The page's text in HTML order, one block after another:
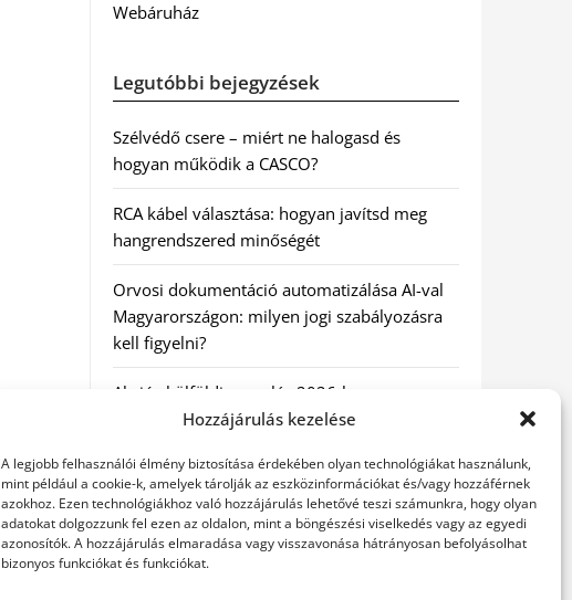
Hozzájárulás kezelése
A legjobb felhasználói élmény biztosítása érdekében olyan technológiákat használunk,
mint például a cookie-k, amelyek tárolják az eszközinformációkat és/vagy hozzáférnek
azokhoz. Ezen technológiákhoz való hozzájárulás lehetővé teszi számunkra, hogy olyan
adatokat dolgozzunk fel ezen az oldalon, mint a böngészési viselkedés vagy az egyedi
azonosítók. A hozzájárulás elmaradása vagy visszavonása hátrányosan befolyásolhat
bizonyos funkciókat és funkciókat.
Webáruház
Legutóbbi bejegyzések
Szélvédő csere – miért ne halogasd és
hogyan működik a CASCO?
RCA kábel választása: hogyan javítsd meg
hangrendszered minőségét
Orvosi dokumentáció automatizálása AI-val
Magyarországon: milyen jogi szabályozásra
kell figyelni?
Akciós külföldi nyaralás 2026-ban
előfoglalással: mit ellenőrizz az ár mellett?
A Kassai Irodaház modern munkakörnyezetet
biztosít
KERESÉS: